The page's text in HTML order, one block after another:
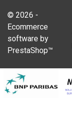
© 2026 -
Ecommerce
software by
PrestaShop™